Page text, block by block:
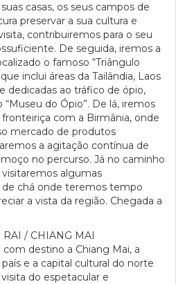
casas, os seus campos de
preservar a sua cultura e
contribuiremos para o seu
De seguida, iremos a
o famoso “Triângulo
inclui áreas da Tailândia, Laos
dedicadas ao tráfico de ópio,
do Ópio”. De lá, iremos
com a Birmânia, onde
mercado de produtos
a agitação contínua de
no percurso. Já no caminho
visitaremos algumas
de chá onde teremos tempo
a vista da região. Chegada a
/ CHIANG MAI
destino a Chiang Mai, a
e a capital cultural do norte
do espetacular e